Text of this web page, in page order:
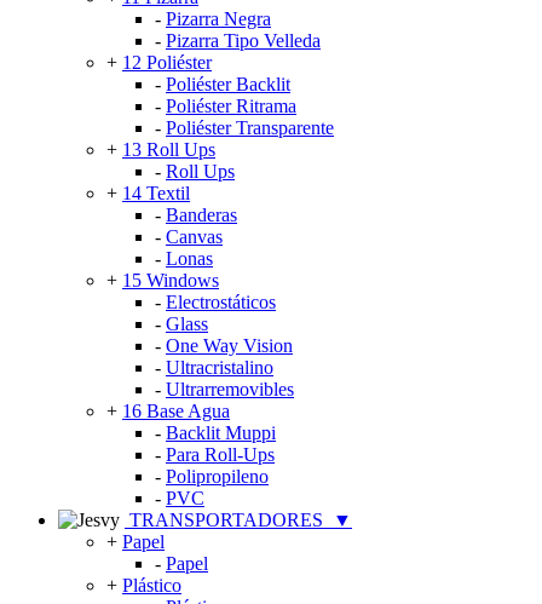
- Pizarra Negra
- Pizarra Tipo Velleda
+ 12 Poliéster
- Poliéster Backlit
- Poliéster Ritrama
- Poliéster Transparente
+ 13 Roll Ups
- Roll Ups
+ 14 Textil
- Banderas
- Canvas
- Lonas
+ 15 Windows
- Electrostáticos
- Glass
- One Way Vision
- Ultracristalino
- Ultrarremovibles
+ 16 Base Agua
- Backlit Muppi
- Para Roll-Ups
- Polipropileno
- PVC
TRANSPORTADORES
▼
+ Papel
- Papel
+ Plástico